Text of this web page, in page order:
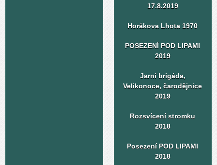
17.8.2019
Horákova Lhota 1970
POSEZENÍ POD LIPAMI
2019
Jarní brigáda,
Velikonoce, čarodějnice
2019
Rozsvícení stromku
2018
Posezení POD LIPAMI
2018